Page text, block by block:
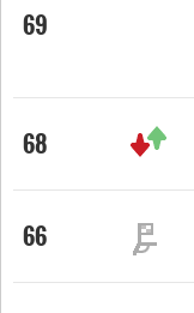
69
68
66